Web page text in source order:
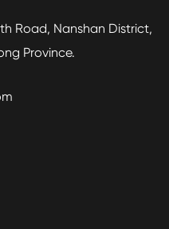
Road, Nanshan District,
Province.